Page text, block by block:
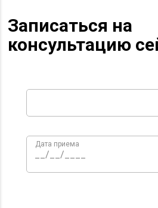
Записаться на
консультацию